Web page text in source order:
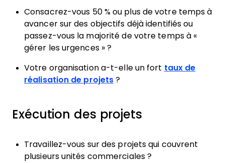
Consacrez-vous 50 % ou plus de votre temps à
avancer sur des objectifs déjà identifiés ou
passez-vous la majorité de votre temps à «
gérer les urgences » ?
Votre organisation a-t-elle un fort taux de
réalisation de projets ?
Exécution des projets
Travaillez-vous sur des projets qui couvrent
plusieurs unités commerciales ?